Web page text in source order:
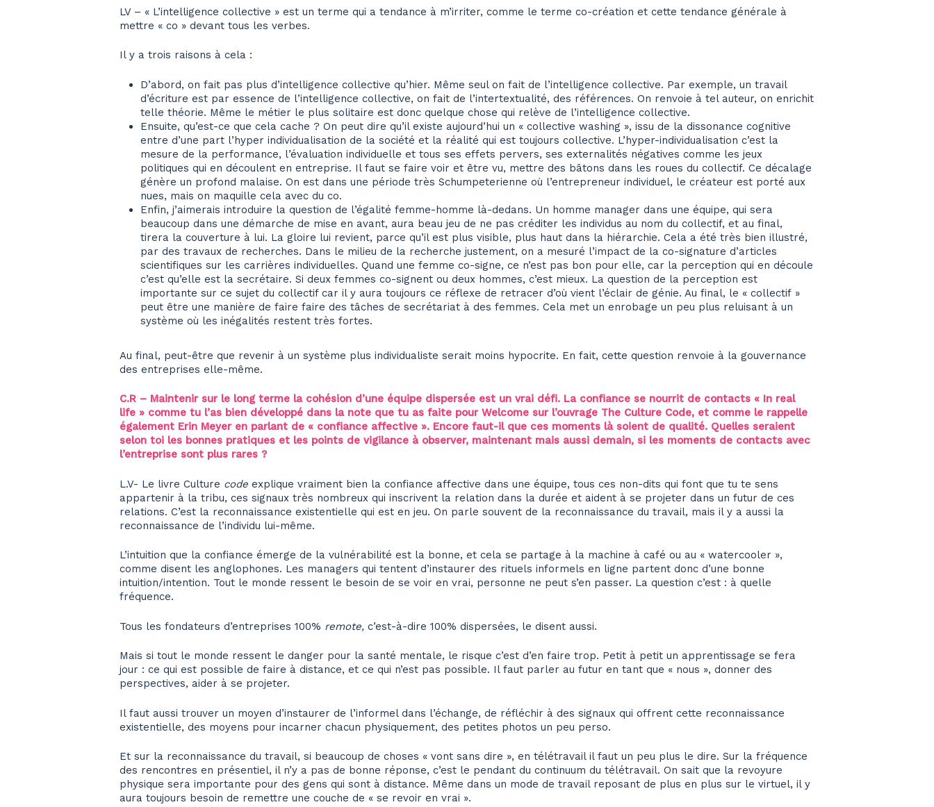
LV – « L’intelligence collective » est un terme qui a tendance à m’irriter, comme le terme co-création et cette tendance générale à
mettre « co » devant tous les verbes.
Il y a trois raisons à cela :
D’abord, on fait pas plus d’intelligence collective qu’hier. Même seul on fait de l’intelligence collective. Par exemple, un travail
d’écriture est par essence de l’intelligence collective, on fait de l’intertextualité, des références. On renvoie à tel auteur, on enrichit
telle théorie. Même le métier le plus solitaire est donc quelque chose qui relève de l’intelligence collective.
Ensuite, qu’est-ce que cela cache ? On peut dire qu’il existe aujourd’hui un « collective washing », issu de la dissonance cognitive
entre d’une part l’hyper individualisation de la société et la réalité qui est toujours collective. L’hyper-individualisation c’est la
mesure de la performance, l’évaluation individuelle et tous ses effets pervers, ses externalités négatives comme les jeux
politiques qui en découlent en entreprise. Il faut se faire voir et être vu, mettre des bâtons dans les roues du collectif. Ce décalage
génère un profond malaise. On est dans une période très Schumpeterienne où l’entrepreneur individuel, le créateur est porté aux
nues, mais on maquille cela avec du co.
Enfin, j’aimerais introduire la question de l’égalité femme-homme là-dedans. Un homme manager dans une équipe, qui sera
beaucoup dans une démarche de mise en avant, aura beau jeu de ne pas créditer les individus au nom du collectif, et au final,
tirera la couverture à lui. La gloire lui revient, parce qu’il est plus visible, plus haut dans la hiérarchie. Cela a été très bien illustré,
par des travaux de recherches. Dans le milieu de la recherche justement, on a mesuré l’impact de la co-signature d’articles
scientifiques sur les carrières individuelles. Quand une femme co-signe, ce n’est pas bon pour elle, car la perception qui en découle
c’est qu’elle est la secrétaire. Si deux femmes co-signent ou deux hommes, c’est mieux. La question de la perception est
importante sur ce sujet du collectif car il y aura toujours ce réflexe de retracer d’où vient l’éclair de génie. Au final, le « collectif »
peut être une manière de faire faire des tâches de secrétariat à des femmes. Cela met un enrobage un peu plus reluisant à un
système où les inégalités restent très fortes.
Au final, peut-être que revenir à un système plus individualiste serait moins hypocrite. En fait, cette question renvoie à la gouvernance
des entreprises elle-même.
C.R – Maintenir sur le long terme la cohésion d’une équipe dispersée est un vrai défi. La confiance se nourrit de contacts « In real
life » comme tu l’as bien développé dans la note que tu as faite pour Welcome sur l’ouvrage The Culture Code, et comme le rappelle
également Erin Meyer en parlant de « confiance affective ». Encore faut-il que ces moments là soient de qualité. Quelles seraient
selon toi les bonnes pratiques et les points de vigilance à observer, maintenant mais aussi demain, si les moments de contacts avec
l’entreprise sont plus rares ?
L.V- Le livre Culture code explique vraiment bien la confiance affective dans une équipe, tous ces non-dits qui font que tu te sens
appartenir à la tribu, ces signaux très nombreux qui inscrivent la relation dans la durée et aident à se projeter dans un futur de ces
relations. C’est la reconnaissance existentielle qui est en jeu. On parle souvent de la reconnaissance du travail, mais il y a aussi la
reconnaissance de l’individu lui-même.
L’intuition que la confiance émerge de la vulnérabilité est la bonne, et cela se partage à la machine à café ou au « watercooler »,
comme disent les anglophones. Les managers qui tentent d’instaurer des rituels informels en ligne partent donc d’une bonne
intuition/intention. Tout le monde ressent le besoin de se voir en vrai, personne ne peut s’en passer. La question c’est : à quelle
fréquence.
Tous les fondateurs d’entreprises 100% remote,c’est-à-dire 100% dispersées, le disent aussi.
Mais si tout le monde ressent le danger pour la santé mentale, le risque c’est d’en faire trop. Petit à petit un apprentissage se fera
jour : ce qui est possible de faire à distance, et ce qui n’est pas possible. Il faut parler au futur en tant que « nous », donner des
perspectives, aider à se projeter.
Il faut aussi trouver un moyen d’instaurer de l’informel dans l’échange, de réfléchir à des signaux qui offrent cette reconnaissance
existentielle, des moyens pour incarner chacun physiquement, des petites photos un peu perso.
Et sur la reconnaissance du travail, si beaucoup de choses « vont sans dire », en télétravail il faut un peu plus le dire. Sur la fréquence
des rencontres en présentiel, il n’y a pas de bonne réponse, c’est le pendant du continuum du télétravail. On sait que la revoyure
physique sera importante pour des gens qui sont à distance. Même dans un mode de travail reposant de plus en plus sur le virtuel, il y
aura toujours besoin de remettre une couche de « se revoir en vrai ».